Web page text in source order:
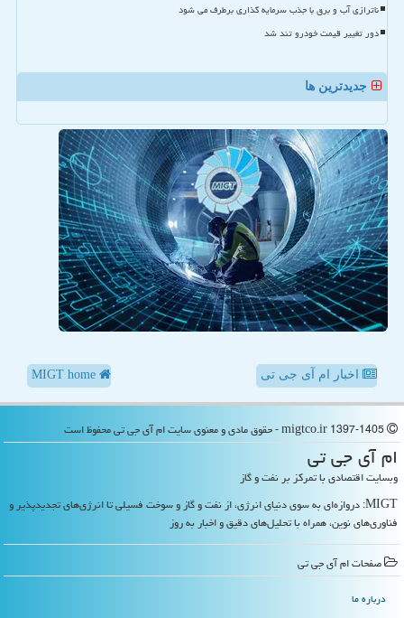
ناترازی آب و برق با جذب سرمایه گذاری برطرف می شود
دور تغییر قیمت خودرو تند شد
جدیدترین ها
اخبار ام آی جی تی
ام آی جی تی
وبسایت اقتصادی با تمرکز بر نفت و گاز
MIGT: دروازه‌ای به سوی دنیای انرژی، از نفت و گاز و سوخت فسیلی تا انرژی‌های تجدیدپذیر و
فناوری‌های نوین، همراه با تحلیل‌های دقیق و اخبار به روز
صفحات ام آی جی تی
درباره ما